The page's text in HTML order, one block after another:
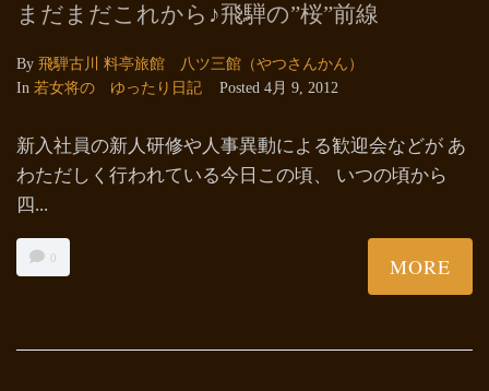
まだまだこれから♪飛騨の”桜”前線
By 飛騨古川 料亭旅館 八ツ三館（やつさんかん）
In 若女将の ゆったり日記 Posted 4月 9, 2012
新入社員の新人研修や人事異動による歓迎会などが あ
わただしく行われている今日この頃、 いつの頃から
四...
0 MORE